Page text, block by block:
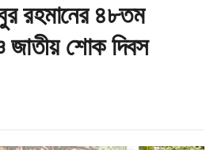
রহমানের ৪৮তম
ও জাতীয় শোক দিবস